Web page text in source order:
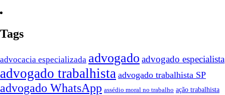
Tags
advocacia especializada advogado advogado especialista
advogado trabalhista advogado trabalhista SP
advogado WhatsApp assédio moral no trabalho ação trabalhista